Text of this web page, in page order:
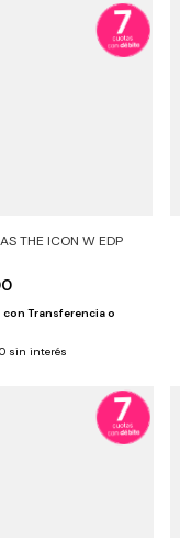
THE ICON W EDP
con Transferencia o
sin interés